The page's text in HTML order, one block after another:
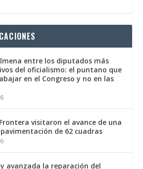
entre los diputados más
del oficialismo: el puntano que
en el Congreso y no en las
visitaron el avance de una
de 62 cuadras
avanzada la reparación del